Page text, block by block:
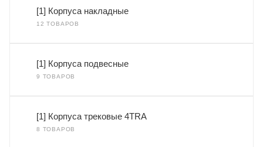
[1] Корпуса накладные
12 ТОВАРОВ
[1] Корпуса подвесные
9 ТОВАРОВ
[1] Корпуса трековые 4TRA
8 ТОВАРОВ